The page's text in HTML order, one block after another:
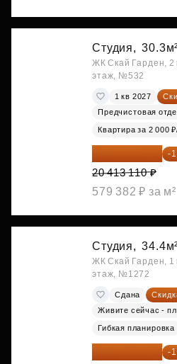
Студия, 30.3м²
ЖК Скай Гарден, 2
этаж, №532
1 кв 2027
Предчистовая
Квартира за 2 000
17 555 275 ₽ -
20 413 110 ₽
579 382 ₽ за м²
Студия, 34.4м²
ЖК Скай Гарден, 1
этаж, №1272
Сдана
Живите сейчас -
Гибкая планировка
18 383 635 ₽ -